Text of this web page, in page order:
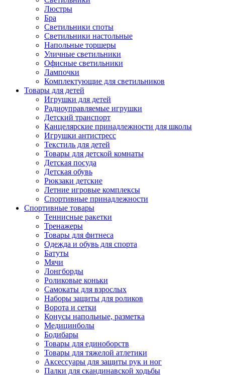
Люстры
Бра
Светильники споты
Светильники настольные
Напольные торшеры
Уличные светильники
Офисные светильники
Лампочки
Комплектующие для светильников
Товары для детей
Игрушки для детей
Радиоуправляемые игрушки
Детский транспорт
Канцелярские принадлежности для школы
Игрушки антистресс
Текстиль для детей
Товары для детской комнаты
Детская посуда
Детская обувь
Рюкзаки детские
Летние игровые комплексы
Спортивные принадлежности
Спортивные товары
Теннисные ракетки
Тренажеры
Товары для фитнеса
Одежда и обувь для спорта
Батуты
Мячи
Лонгборды
Роликовые коньки
Самокаты для взрослых
Наборы защиты для роликов
Ворота и сетки
Конусы напольные, разметка
Медицинболы
Бодибары
Товары для единоборств
Товары для тяжелой атлетики
Аксессуары для защиты рук и ног
Палки для скандинавской ходьбы